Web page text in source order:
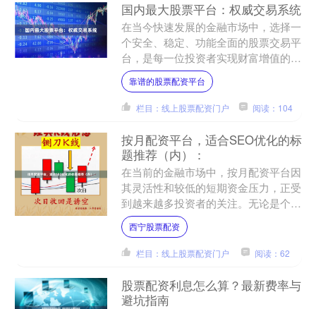
国内最大股票平台：权威交易系统
在当今快速发展的金融市场中，选择一
个安全、稳定、功能全面的股票交易平
台，是每一位投资者实现财富增值的关
键一步。作为国内最大股票平台，其权
威交易系统凭借卓越的技术....
靠谱的股票配资平台
栏目：线上股票配资门户 阅读：104
按月配资平台，适合SEO优化的标
题推荐（内）：
在当前的金融市场中，按月配资平台因
其灵活性和较低的短期资金压力，正受
到越来越多投资者的关注。无论是个人
投资者还是小团队操盘手，都希望通过
配资放大资金规模，从而在....
西宁股票配资
栏目：线上股票配资门户 阅读：62
股票配资利息怎么算？最新费率与
避坑指南